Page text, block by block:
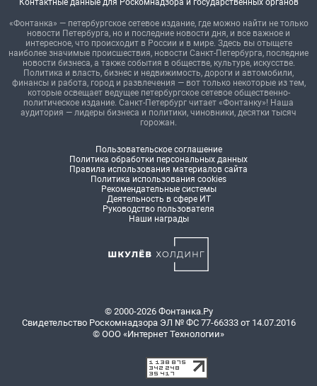
Контактные данные для Роскомнадзора и государственных органов
«Фонтанка» — петербургское сетевое издание, где можно найти не только
новости Петербурга, но и последние новости дня, и все важное и
интересное, что происходит в России и в мире. Здесь вы отыщете
наиболее значимые происшествия, новости Санкт-Петербурга, последние
новости бизнеса, а также события в обществе, культуре, искусстве.
Политика и власть, бизнес и недвижимость, дороги и автомобили,
финансы и работа, город и развлечения — вот только некоторые из тем,
которые освещает ведущее петербургское сетевое общественно-
политическое издание. Санкт-Петербург читает «Фонтанку»! Наша
аудитория — лидеры бизнеса и политики, чиновники, десятки тысяч
горожан.
Пользовательское соглашение
Политика обработки персональных данных
Правила использования материалов сайта
Политика использования cookies
Рекомендательные системы
Деятельность в сфере ИТ
Руководство пользователя
Наши награды
© 2000-2026 Фонтанка.Ру
Свидетельство Роскомнадзора ЭЛ № ФС 77-66333 от 14.07.2016
© ООО «Интернет Технологии»